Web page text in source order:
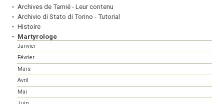
Archives de Tamié - Leur contenu
Archivio di Stato di Torino - Tutorial
Histoire
Martyrologe
Janvier
Février
Mars
Avril
Mai